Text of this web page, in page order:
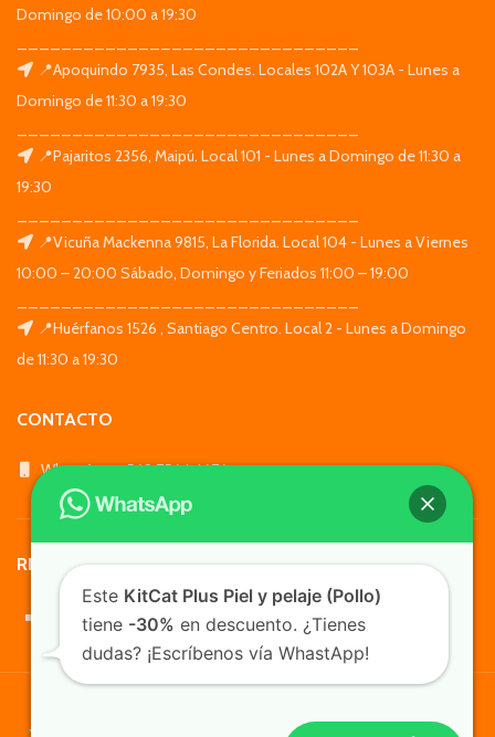
Domingo de 10:00 a 19:30
📍Apoquindo 7935, Las Condes. Locales 102A Y 103A - Lunes a
Domingo de 11:30 a 19:30
📍Pajaritos 2356, Maipú. Local 101 - Lunes a Domingo de 11:30 a
19:30
📍Vicuña Mackenna 9815, La Florida. Local 104 - Lunes a Viernes
10:00 – 20:00 Sábado, Domingo y Feriados 11:00 – 19:00
📍Huérfanos 1526 , Santiago Centro. Local 2 - Lunes a Domingo
de 11:30 a 19:30
CONTACTO
WhatsApp: +569 7564 4676
REDES SOCIALES
TusMascotas.cl
Este KitCat Plus Piel y pelaje (Pollo)
tiene -30% en descuento. ¿Tienes
dudas? ¡Escríbenos vía WhastApp!